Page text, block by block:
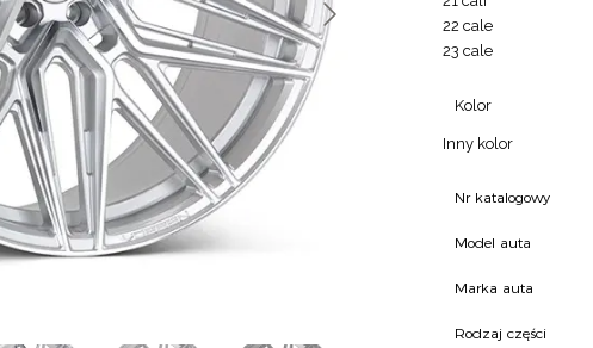
22 cale
23 cale
Kolor
Inny kolor
Nr katalogowy
Model auta
Marka auta
Rodzaj części